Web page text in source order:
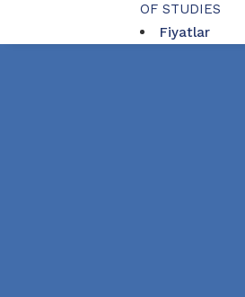
OF STUDIES
Fiyatlar